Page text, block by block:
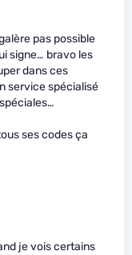
pas possible
signe… bravo les
dans ces
service spécialisé
ses codes ça
je vois certains